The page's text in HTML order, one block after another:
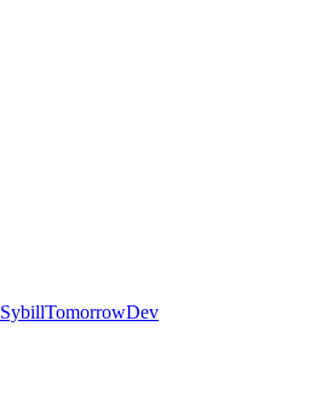
SybillTomorrowDev